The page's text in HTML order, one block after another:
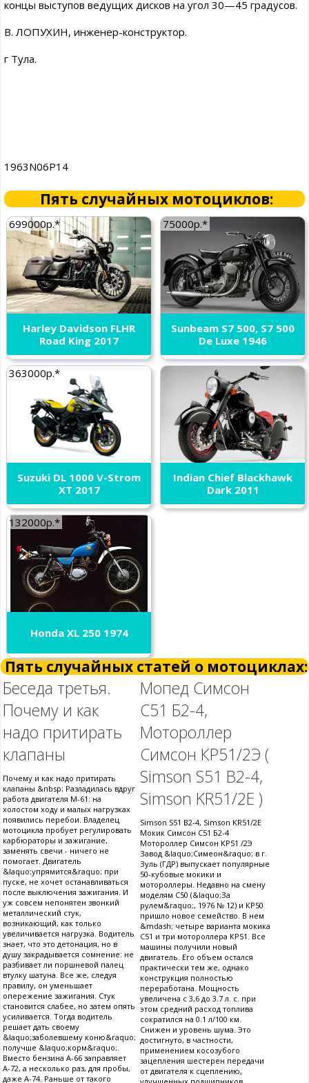
концы выступов ведущих дисков на угол 30—45 градусов.
В. ЛОПУХИН, инженер-конструктор.
г Тула.
1963N06P14
Пять случайных мотоциклов:
699000р.*
Harley Davidson FLHR
Road King 2017
75000р.*
Sunbeam S7 500, S7 500
De Luxe 1946
363000р.*
Suzuki DL 1000 V-Strom
XT 2017
Indian Chief Blackhawk
Dark 2011
132000р.*
Honda XL 250 1974
Пять случайных статей о мотоциклах:
Беседа третья.
Почему и как
надо притирать
клапаны
Почему и как надо притирать
клапаны &nbsp; Разладилась вдруг
работа двигателя М-61: на
холостом ходу и малых нагрузках
появились перебои. Владелец
мотоцикла пробует регулировать
карбюраторы и зажигание,
заменять свечи - ничего не
помогает. Двигатель
&laquo;упрямится&raquo; при
пуске, не хочет останавливаться
после выключения зажигания. И
уж совсем непонятен звонкий
металлический стук,
возникающий, как только
увеличивается нагрузка. Водитель
знает, что это детонация, но в
душу закрадывается сомнение: не
разбивает ли поршневой палец
втулку шатуна. Все же, следуя
правилу, он уменьшает
опережение зажигания. Стук
становится слабее, но затем опять
усиливается. Тогда водитель
решает дать своему
&laquo;заболевшему коню&raquo;
получше &laquo;корм&raquo;.
Вместо бензина А-66 заправляет
А-72, а несколько раз, для пробы,
даже А-74. Раньше от такого
Мопед Симсон
С51 Б2-4,
Мотороллер
Симсон КР51/2Э (
Simson S51 B2-4,
Simson KR51/2E )
Simson S51 B2-4, Simson KR51/2E
Мокик Симсон С51 Б2-4
Мотороллер Симсон КР51 /2Э
Завод &laquo;Симеон&raquo; в г.
Зуль (ГДР) выпускает популярные
50-кубовые мокики и
мотороллеры. Недавно на смену
моделям С50 (&laquo;За
рулем&raquo;, 1976 № 12) и КР50
пришло новое семейство. В нем
&mdash; четыре варианта мокика
С51 и три мотороллера КР51. Все
машины получили новый
двигатель. Его объем остался
практически тем же, однако
конструкция полностью
переработана. Мощность
увеличена с 3,6 до 3.7 л. с. при
этом средний расход топлива
сократился на 0.1 л/100 км.
Снижен и уровень шума. Это
достигнуто, в частности,
применением косозубого
зацепления шестерен передачи
от двигателя к сцеплению,